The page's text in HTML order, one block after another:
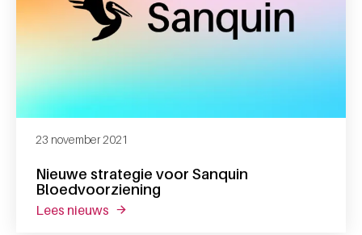
Nieuwe strategie voor Sanquin
Bloedvoorziening
23 november 2021
lees nieuws over nieuwe strategie voor sanquin